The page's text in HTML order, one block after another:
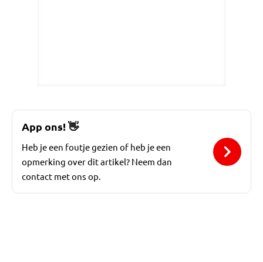
App ons!👋
Heb je een foutje gezien of heb je een
opmerking over dit artikel? Neem dan
contact met ons op.